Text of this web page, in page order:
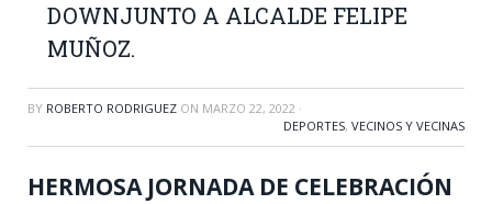
DOWNJUNTO A ALCALDE FELIPE
MUÑOZ.
BY ROBERTO RODRIGUEZ ON MARZO 22, 2022 ·
DEPORTES, VECINOS Y VECINAS
HERMOSA JORNADA DE CELEBRACIÓN